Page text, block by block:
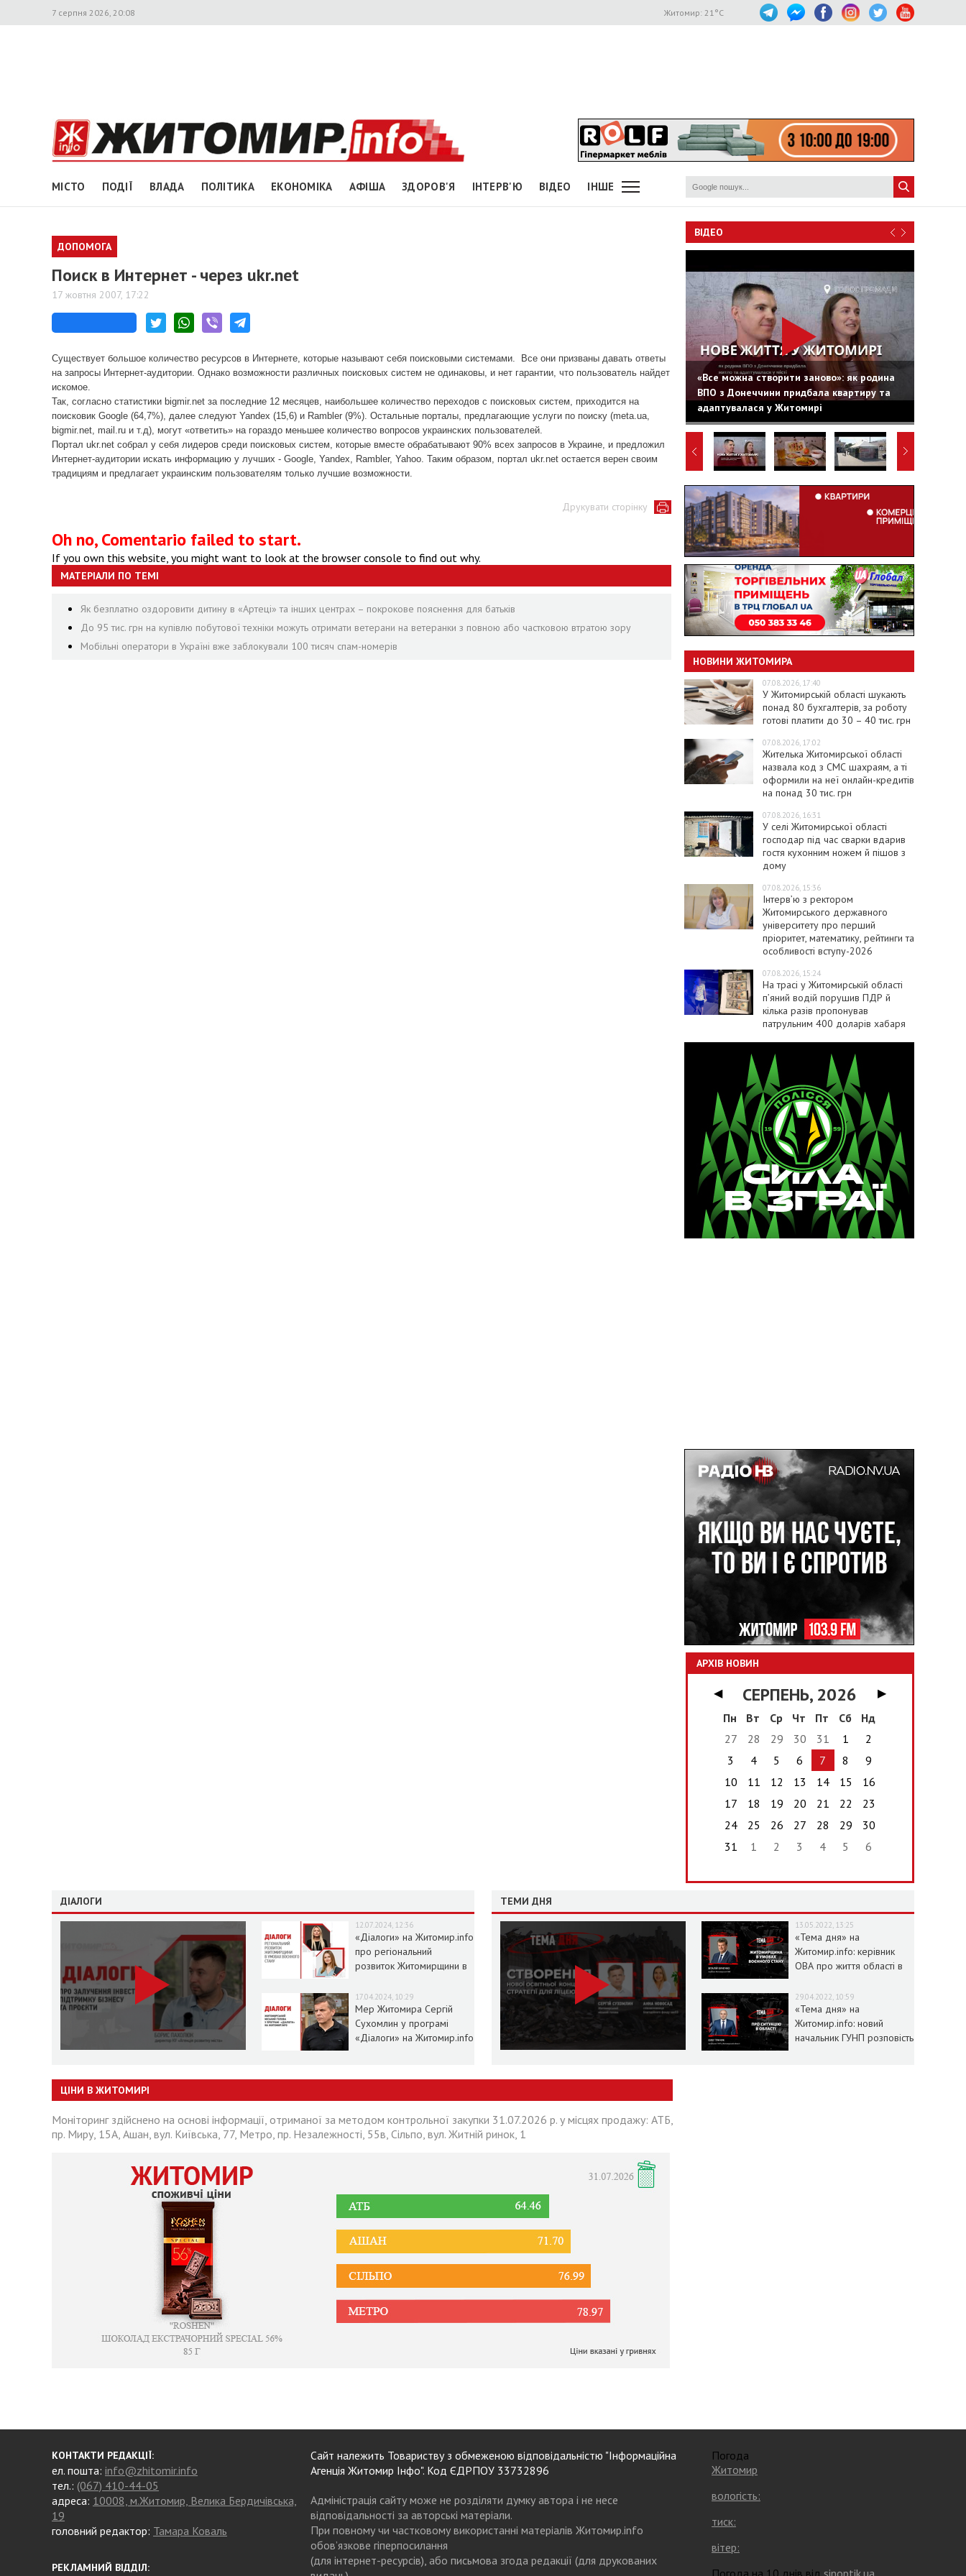
7 серпня 2026, 20:08 Житомир: 21°C
МІСТО ПОДІЇ ВЛАДА ПОЛІТИКА ЕКОНОМІКА АФІША ЗДОРОВ'Я ІНТЕРВ'Ю ВІДЕО ІНШЕ
ДОПОМОГА
Поиск в Интернет - через ukr.net
17 жовтня 2007, 17:22
Существует большое количество ресурсов в Интернете, которые называют себя поисковыми системами.
Все они призваны давать ответы
на запросы Интернет-аудитории. Однако возможности различных поисковых систем не одинаковы, и нет гарантии, что пользователь найдет
искомое.
Так, согласно статистики bigmir.net за последние 12 месяцев, наибольшее количество переходов с поисковых систем, приходится на
поисковик Google (64,7%), далее следуют Yandex (15,6) и Rambler (9%). Остальные порталы, предлагающие услуги по поиску (meta.ua,
bigmir.net, mail.ru и т.д), могут «ответить» на гораздо меньшее количество вопросов украинских пользователей.
Портал ukr.net собрал у себя лидеров среди поисковых систем, которые вместе обрабатывают 90% всех запросов в Украине, и предложил
Интернет-аудитории искать информацию у лучших - Google, Yandex, Rambler, Yahoo. Таким образом, портал ukr.net остается верен своим
традициям и предлагает украинским пользователям только лучшие возможности.
Друкувати сторінку
Oh no, Comentario failed to start.
If you own this website, you might want to look at the browser console to find out why.
МАТЕРІАЛИ ПО ТЕМІ
Як безплатно оздоровити дитину в «Артеці» та інших центрах – покрокове пояснення для батьків
До 95 тис. грн на купівлю побутової техніки можуть отримати ветерани на ветеранки з повною або частковою втратою зору
Мобільні оператори в Україні вже заблокували 100 тисяч спам-номерів
ВІДЕО
«Все можна створити заново»: як родина
ВПО з Донеччини придбала квартиру та
адаптувалася у Житомирі
НОВИНИ ЖИТОМИРА
07.08.2026, 17:40
У Житомирській області шукають
понад 80 бухгалтерів, за роботу
готові платити до 30 – 40 тис. грн
07.08.2026, 17:02
Жителька Житомирської області
назвала код з СМС шахраям, а ті
оформили на неї онлайн-кредитів
на понад 30 тис. грн
07.08.2026, 16:31
У селі Житомирської області
господар під час сварки вдарив
гостя кухонним ножем й пішов з
дому
07.08.2026, 15:36
Інтерв’ю з ректором
Житомирського державного
університету про перший
пріоритет, математику, рейтинги та
особливості вступу-2026
07.08.2026, 15:24
На трасі у Житомирській області
п’яний водій порушив ПДР й
кілька разів пропонував
патрульним 400 доларів хабаря
АРХІВ НОВИН
◀ СЕРПЕНЬ, 2026
▶
Пн
Вт Ср Чт Пт Сб
Нд
27
28 29 30 31 1
2
3
4 5 6 7 8
9
10
11 12 13 14 15
16
17
18 19 20 21 22
23
24
25 26 27 28 29
30
31
1 2 3 4 5 6
ДІАЛОГИ
12.07.2024, 12:36
«Діалоги» на Житомир.info
про регіональний
розвиток Житомирщини в
17.04.2024, 10:29
Мер Житомира Сергій
Сухомлин у програмі
«Діалоги» на Житомир.info
ТЕМИ ДНЯ
13.05.2022, 13:25
«Тема дня» на
Житомир.info: керівник
ОВА про життя області в
29.04.2022, 10:59
«Тема дня» на
Житомир.info: новий
начальник ГУНП розповість
ЦІНИ В ЖИТОМИРІ
Моніторинг здійснено на основі інформації, отриманої за методом контрольної закупки 31.07.2026 р. у місцях продажу: АТБ,
пр. Миру, 15А, Ашан, вул. Київська, 77, Метро, пр. Незалежності, 55в, Сільпо, вул. Житній ринок, 1
КОНТАКТИ РЕДАКЦІЇ:
ел. пошта: info@zhitomir.info
тел.: (067) 410-44-05
адреса: 10008, м.Житомир, Велика Бердичівська,
19
головний редактор: Тамара Коваль
РЕКЛАМНИЙ ВІДДІЛ:
Сайт належить Товариству з обмеженою відповідальністю "Інформаційна
Агенція Житомир Інфо". Код ЄДРПОУ 33732896
Адміністрація сайту може не розділяти думку автора і не несе
відповідальності за авторські матеріали.
При повному чи частковому використанні матеріалів Житомир.info
обов’язкове гіперпосилання
(для інтернет-ресурсів), або письмова згода редакції (для друкованих
Погода
Житомир
вологість:
тиск:
вітер:
Погода на 10 днів від sinoptik.ua